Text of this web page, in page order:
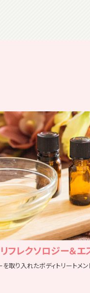
リフレクソロジー＆エ
取り入れたボディトリートメン